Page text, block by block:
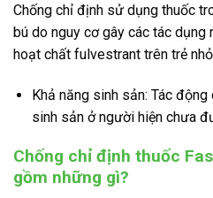
Chống chỉ định sử dụng thuốc
bú do nguy cơ gây các tác
hoạt chất fulvestrant trên trẻ
Khả năng sinh sản: Tác
sinh sản ở người hiện chưa
Chống chỉ định thuốc
gồm những gì?